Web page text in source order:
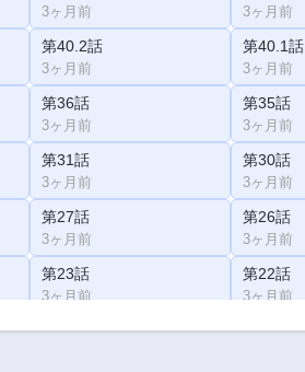
3ヶ月前 3ヶ月前
第40.2話
3ヶ月前
第40.1話
3ヶ月前
第36話
3ヶ月前
第35話
3ヶ月前
第31話
3ヶ月前
第30話
3ヶ月前
第27話
3ヶ月前
第26話
3ヶ月前
第23話
3ヶ月前
第22話
3ヶ月前
第19話 第18話